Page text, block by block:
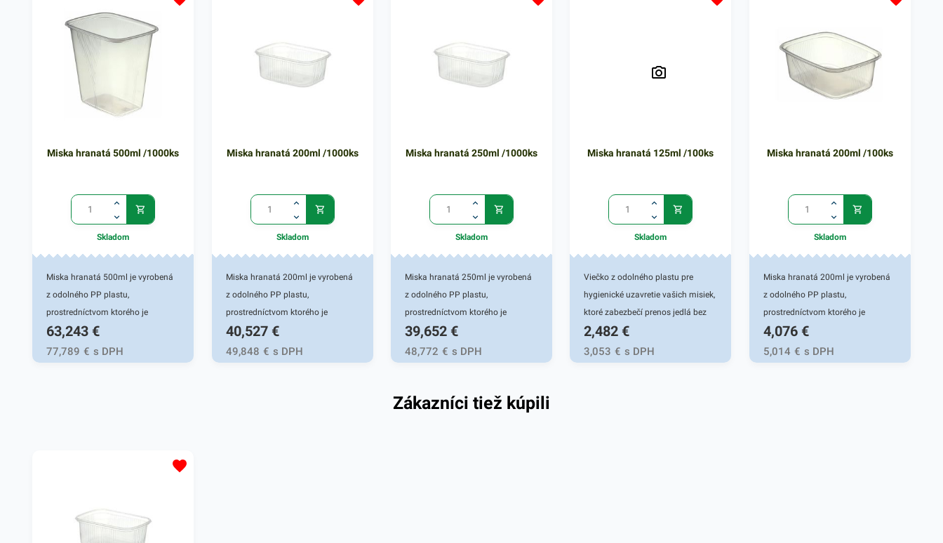
Miska hranatá 500ml /1000ks
Skladom
Miska hranatá 500ml je vyrobená
z odolného PP plastu,
prostredníctvom ktorého je
praktickým pomocníkom pri balení
rôznych jedál. Miska je vhodná na
teplé jedlá, prílohy a lahôdky
rôznorodého sortimentu. Je ľahká
objemom 500ml. V našej ponuke
nájdete ďalšie podobné produkty,
63,243 €
77,789 € s DPH
Miska hranatá 200ml /1000ks
Skladom
Miska hranatá 200ml je vyrobená
z odolného PP plastu,
prostredníctvom ktorého je
praktickým pomocníkom pri balení
rôznych jedál. Miska je vhodná na
teplé jedlá, prílohy a lahôdky
40,527 €
49,848 € s DPH
Miska hranatá 250ml /1000ks
Skladom
Miska hranatá 250ml je vyrobená
z odolného PP plastu,
prostredníctvom ktorého je
praktickým pomocníkom pri balení
rôznych jedál. Miska je vhodná na
teplé jedlá, prílohy a lahôdky
na rozvoz alebo na ich
39,652 €
48,772 € s DPH
Miska hranatá 125ml /100ks
Skladom
Viečko z odolného plastu pre
hygienické uzavretie vašich misiek,
ktoré zabezbečí prenos jedlá bez
rozliatia a vhodné na skladovanie
jedla a potravín.
2,482 €
3,053 € s DPH
Miska hranatá 200ml /100ks
Skladom
Miska hranatá 200ml je vyrobená
z odolného PP plastu,
prostredníctvom ktorého je
praktickým pomocníkom pri balení
rôznych jedál. Miska je vhodná na
teplé jedlá, prílohy a lahôdky
4,076 €
5,014 € s DPH
Zákazníci tiež kúpili